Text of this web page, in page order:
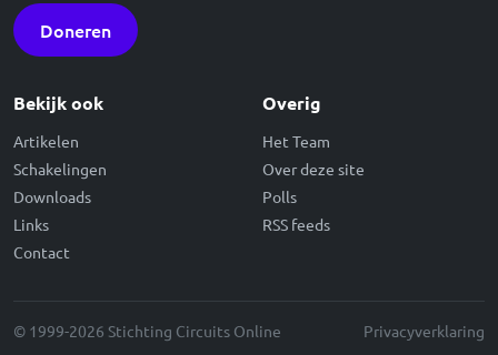
Doneren
Bekijk ook
Artikelen
Schakelingen
Downloads
Links
Contact
Overig
Het Team
Over deze site
Polls
RSS feeds
© 1999-2026 Stichting Circuits Online Privacyverklaring